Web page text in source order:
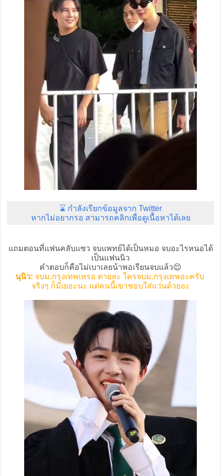
⌛ กำลังเรียกข้อมูลจาก Twitter
หากไม่อยากรอ สามารถคลิกเพื่อดูเนื้อหาได้เลย
แถมตอนที่แฟนคลับแซว จบแพทย์ได้เป็นหมอ จบอะไรหนอได้
เป็นแฟนนิว
คำตอบก็คือไม่เบาเลยน้าพอเรียนจบแล้ว😌
นุนิว: จบม.กรุงเทพเหรอ ตายละ ใครจบม.กรุงเทพอะครับ
จริงๆ ก็มีเยอะนะ แต่คนนี้เขาชอบใส่แว่นด้วยอะ